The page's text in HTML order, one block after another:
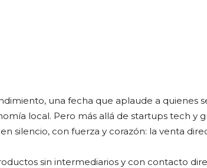
una fecha que aplaude a quienes
local. Pero más allá de startups tech y
silencio, con fuerza y corazón: la venta
sin intermediarios y con contacto